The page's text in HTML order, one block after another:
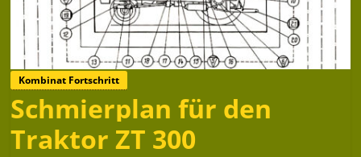
Kombinat Fortschritt
Schmierplan für den
Traktor ZT 300